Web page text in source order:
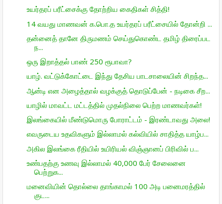
உயர்தரப் பரீட்சைக்கு தோற்றிய கைதிகள் சித்தி!
14 வயது மாணவன் க.பொ.த உயர்தரப் பரீட்சையில் தோன்றி ...
தன்னைத் தானே திருமணம் செய்துகொண்ட தமிழ் திரைப்பட
ந...
ஒரு இறாத்தல் பாண் 250 ரூபாவா?
யாழ். வட்டுக்கோட்டை இந்து தேசிய பாடசாலையின் சிறந்த...
ஆன்டி என அழைத்தால் வழக்குத் தொடுப்பேன் - நடிகை சீற...
யாழில் மாவட்ட மட்டத்தில் முதல்நிலை பெற்ற மாணவர்கள்!
இலங்கையில் மீண்டுமொரு போராட்டம் - இரண்டாவது அலை!
எவருடைய உதவிகளும் இல்லாமல் கல்வியில் சாதித்த யாழ்ப...
அகில இலங்கை ரீதியில் உயிரியல் விஞ்ஞானப் பிரிவில் ப...
உண்பதற்கு உணவு இல்லாமல் 40,000 பேர் சேலைனை
பெற்றுக...
மனைவியின் தொல்லை தாங்காமல் 100 அடி பனைமரத்தில்
குட...